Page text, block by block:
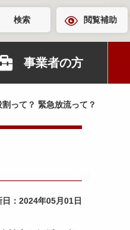
検索 閲覧補助
事業者の方
って？ 緊急放流って？
： 2024年05月01日